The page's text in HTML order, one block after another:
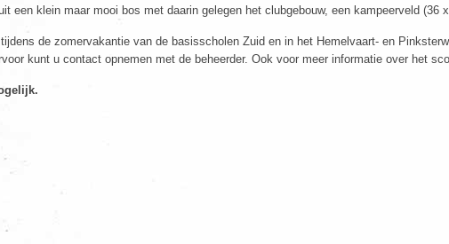
een klein maar mooi bos met daarin gelegen het clubgebouw, een kampeerveld (36
de zomervakantie van de basisscholen Zuid en in het Hemelvaart- en
kunt u contact opnemen met de beheerder. Ook voor meer informatie over het